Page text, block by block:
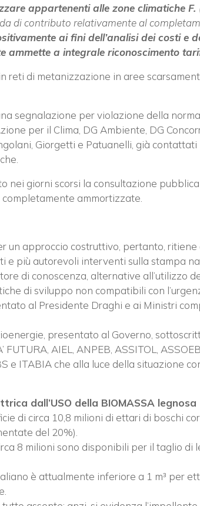
appartenenti alle zone climatiche
di contributo relativamente al
ai fini dell’analisi dei costi e
ammette a integrale riconoscimento
reti di metanizzazione in aree
segnalazione per violazione della
per il Clima, DG Ambiente, DG
Giorgetti e Patuanelli, già
nei giorni scorsi la consultazione
ammortizzate.
un approccio costruttivo, pertanto,
e più autorevoli interventi sulla stampa
di conoscenza, alternative all’utilizzo
di sviluppo non compatibili con
al Presidente Draghi e ai Ministri
presentato al Governo,
FUTURA, AIEL, ANPEB, ASSITOL,
e ITABIA che alla luce della situazione
dall’USO della BIOMASSA legnosa
di circa 10,8 milioni di ettari di boschi
del 20%).
8 milioni sono disponibili per il taglio di
è attualmente inferiore a 1 m³ per